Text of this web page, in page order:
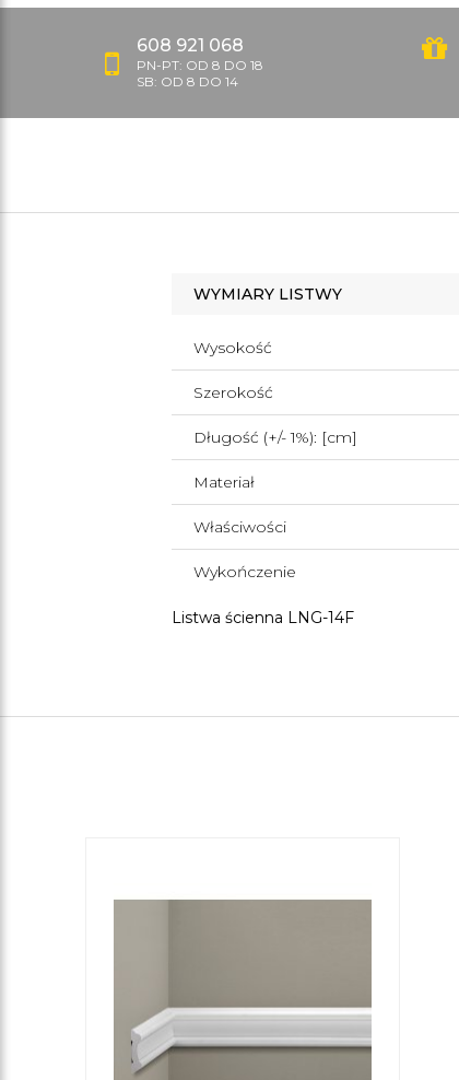
608 921 068
PN-PT: OD 8 DO 18
SB: OD 8 DO 14
WYMIARY LISTWY
Wysokość
Szerokość
Długość (+/- 1%): [cm]
Materiał
Właściwości
Wykończenie
Listwa ścienna LNG-14F